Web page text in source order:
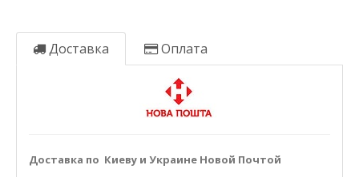
Доставка Оплата
Доставка по Киеву и Украине Новой Почтой